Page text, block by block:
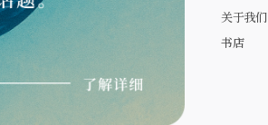
关于我们
书店